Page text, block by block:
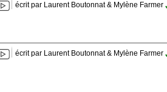
écrit par Laurent Boutonnat & Mylène Farmer
écrit par Laurent Boutonnat & Mylène Farmer